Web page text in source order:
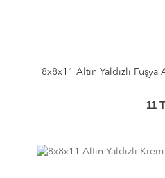
8x8x11 Altın Yaldızlı
11